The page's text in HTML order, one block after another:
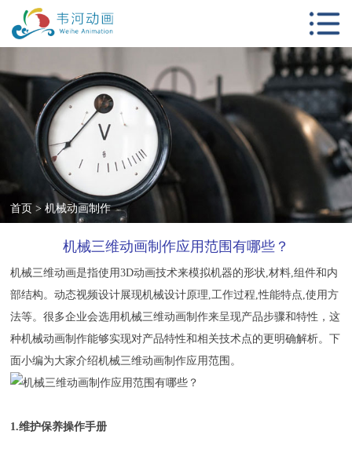
首页
动画服务项目
客户案例
影视视觉设计
新闻中心
动画知识
关于我们
联系我们
首页 >机械动画制作
机械三维动画制作应用范围有哪些？
机械三维动画是指使用3D动画技术来模拟机器的形状,材料,组件和内
部结构。动态视频设计展现机械设计原理,工作过程,性能特点,使用方
法等。很多企业会选用机械三维动画制作来呈现产品步骤和特性，这
种机械动画制作能够实现对产品特性和相关技术点的更明确解析。下
面小编为大家介绍机械三维动画制作应用范围。
1.维护保养操作手册